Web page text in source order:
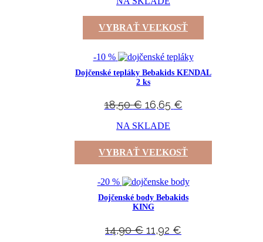
VYBRAŤ VEĽKOSŤ
-10 %
Dojčenské tepláky Bebakids KENDAL
2 ks
18,50€ 16,65 €
NA SKLADE
VYBRAŤ VEĽKOSŤ
-20 %
Dojčenské body Bebakids
KING
14,90€ 11,92 €